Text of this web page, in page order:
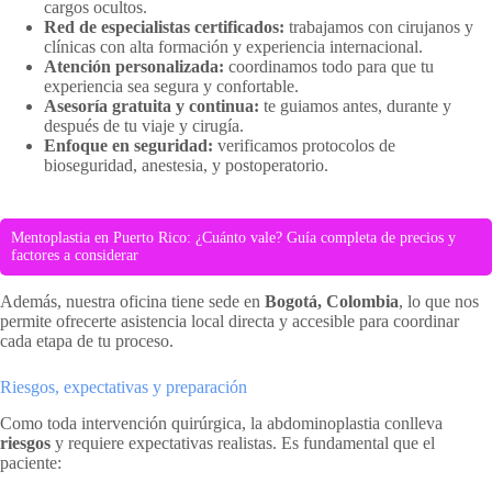
cargos ocultos.
Red de especialistas certificados: trabajamos con cirujanos y
clínicas con alta formación y experiencia internacional.
Atención personalizada: coordinamos todo para que tu
experiencia sea segura y confortable.
Asesoría gratuita y continua: te guiamos antes, durante y
después de tu viaje y cirugía.
Enfoque en seguridad: verificamos protocolos de
bioseguridad, anestesia, y postoperatorio.
Mentoplastia en Puerto Rico: ¿Cuánto vale? Guía completa de precios y
factores a considerar
Además, nuestra oficina tiene sede en Bogotá, Colombia, lo que nos
permite ofrecerte asistencia local directa y accesible para coordinar
cada etapa de tu proceso.
Riesgos, expectativas y preparación
Como toda intervención quirúrgica, la abdominoplastia conlleva
riesgos y requiere expectativas realistas. Es fundamental que el
paciente: